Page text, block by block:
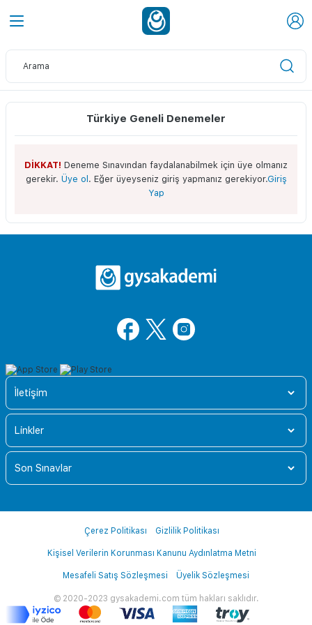
Türkiye Geneli Denemeler
DİKKAT! Deneme Sınavından faydalanabilmek için üye olmanız
gerekir. Üye ol . Eğer üyeyseniz giriş yapmanız gerekiyor.Giriş
Yap
İletişim
Linkler
Son Sınavlar
© 2020-2023 gysakademi.com tüm hakları saklıdır.
Çerez Politikası Gizlilik Politikası
Kişisel Verilerin Korunması Kanunu Aydınlatma Metni
Mesafeli Satış Sözleşmesi Üyelik Sözleşmesi